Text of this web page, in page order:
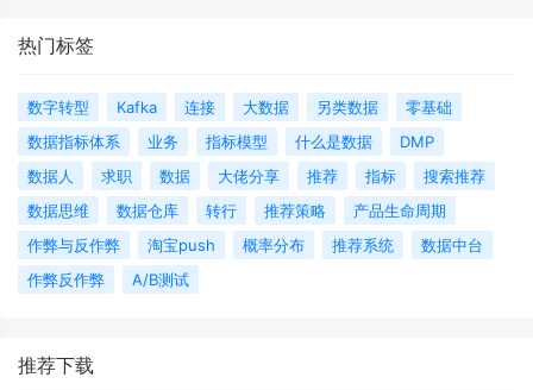
热门标签
数字转型 Kafka 连接 大数据 另类数据
零基础
数据指标体系
业务 指标模型 什么是数据
DMP
数据人
求职 数据 大佬分享 推荐 指标
搜索推荐
数据思维
数据仓库 转行 推荐策略
产品生命周期
作弊与反作弊
淘宝push 概率分布 推荐系统
数据中台
作弊反作弊
A/B测试
推荐下载